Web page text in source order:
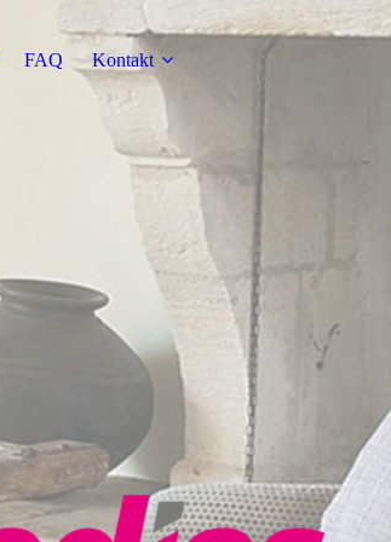
FAQ Kontakt